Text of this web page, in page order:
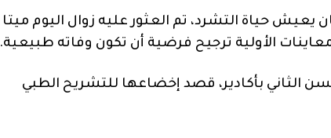
حياة التشرد، تم العثور عليه زوال اليوم ميتا
الأولية ترجيح فرضية أن تكون وفاته طبيعية.
الثاني بأكادير، قصد إخضاعها للتشريح الطبي